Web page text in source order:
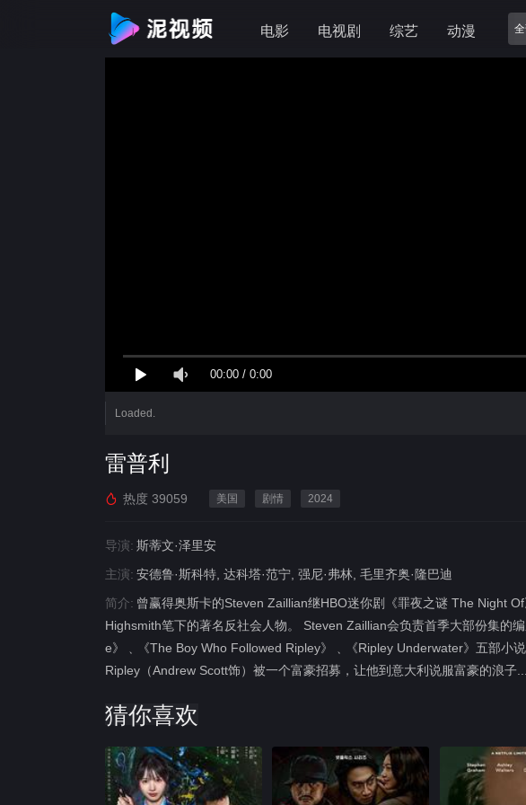
电影 电视剧 综艺 动漫
00:00 / 0:00
Loaded.
雷普利
热度 39059 美国 剧情 2024
导演: 斯蒂文·泽里安
主演: 安德鲁·斯科特, 达科塔·范宁, 强尼·弗林, 毛里齐奥·隆巴迪
简介: 曾赢得奥斯卡的Steven Zaillian继HBO迷你剧《罪夜之谜 The Night
Highsmith笔下的著名反社会人物。 Steven Zaillian会负责首季大部份集的
e》﹑《The Boy Who Followed Ripley》﹑《Ripley Underwater》五部小
Ripley（Andrew Scott饰）被一个富豪招募，让他到意大利说服富豪的浪子...
猜你喜欢